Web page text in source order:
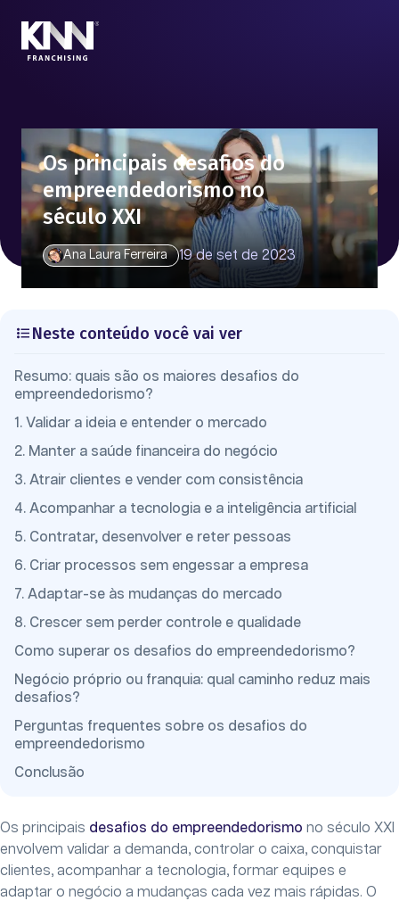
Os principais desafios do
empreendedorismo no
século XXI
Ana Laura Ferreira 19 de set de 2023
Neste conteúdo você vai ver
Resumo: quais são os maiores desafios do
empreendedorismo?
1. Validar a ideia e entender o mercado
2. Manter a saúde financeira do negócio
3. Atrair clientes e vender com consistência
4. Acompanhar a tecnologia e a inteligência artificial
5. Contratar, desenvolver e reter pessoas
6. Criar processos sem engessar a empresa
7. Adaptar-se às mudanças do mercado
8. Crescer sem perder controle e qualidade
Como superar os desafios do empreendedorismo?
Negócio próprio ou franquia: qual caminho reduz mais
desafios?
Perguntas frequentes sobre os desafios do
empreendedorismo
Conclusão
Os principais desafios do empreendedorismo no século XXI
envolvem validar a demanda, controlar o caixa, conquistar
clientes, acompanhar a tecnologia, formar equipes e
adaptar o negócio a mudanças cada vez mais rápidas. O